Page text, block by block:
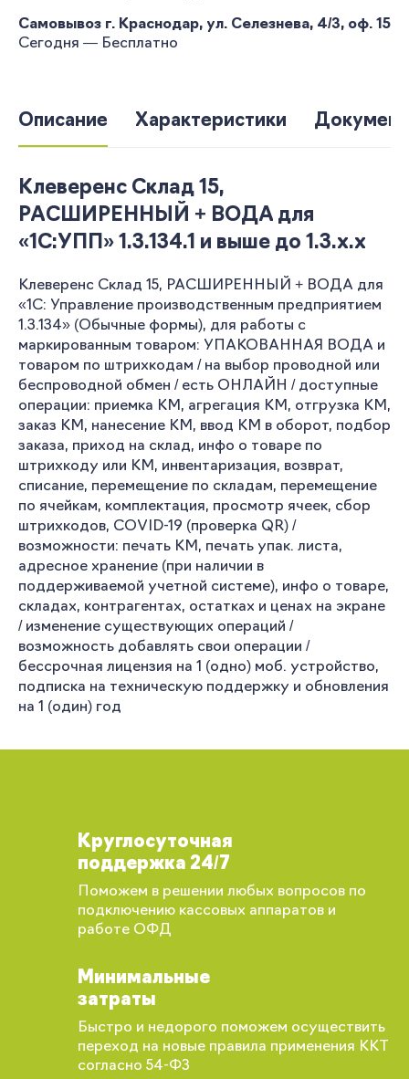
Самовывоз г. Краснодар, ул. Селезнева, 4/3, оф. 15
Сегодня — Бесплатно
Описание Характеристики
Клеверенс Склад 15,
РАСШИРЕННЫЙ + ВОДА для
«1С:УПП» 1.3.134.1 и выше до 1.3.x.x
Клеверенс Склад 15, РАСШИРЕННЫЙ + ВОДА для
«1С: Управление производственным предприятием
1.3.134» (Обычные формы), для работы с
маркированным товаром: УПАКОВАННАЯ ВОДА и
товаром по штрихкодам / на выбор проводной или
беспроводной обмен / есть ОНЛАЙН / доступные
операции: приемка КМ, агрегация КМ, отгрузка КМ,
заказ КМ, нанесение КМ, ввод КМ в оборот, подбор
заказа, приход на склад, инфо о товаре по
штрихкоду или КМ, инвентаризация, возврат,
списание, перемещение по складам, перемещение
по ячейкам, комплектация, просмотр ячеек, сбор
штрихкодов, COVID-19 (проверка QR) /
возможности: печать КМ, печать упак. листа,
адресное хранение (при наличии в
поддерживаемой учетной системе), инфо о товаре,
складах, контрагентах, остатках и ценах на экране
/ изменение существующих операций /
возможность добавлять свои операции /
бессрочная лицензия на 1 (одно) моб. устройство,
подписка на техническую поддержку и обновления
на 1 (один) год
Круглосуточная
поддержка 24/7
Поможем в решении любых вопросов по
подключению кассовых аппаратов и
работе ОФД
Минимальные
затраты
Быстро и недорого поможем осуществить
переход на новые правила применения ККТ
согласно 54-ФЗ